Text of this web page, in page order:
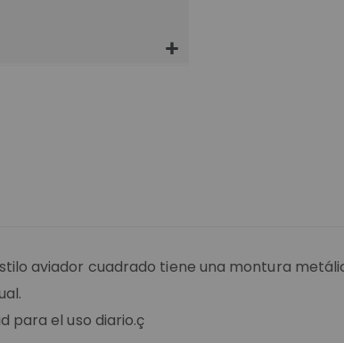
aviador cuadrado tiene una montura
para el uso diario.ç